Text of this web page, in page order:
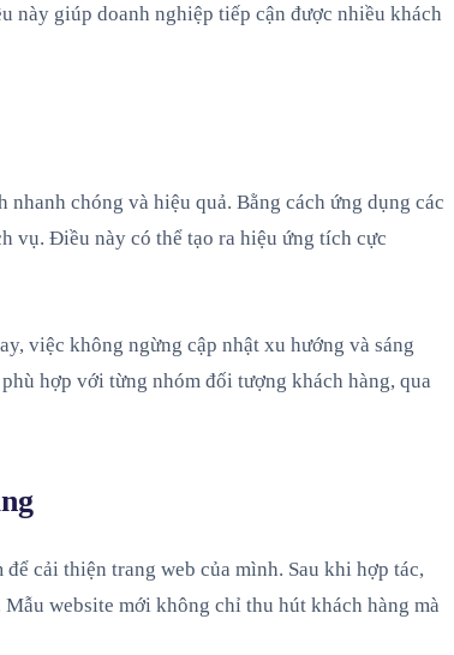
này giúp doanh nghiệp tiếp cận được nhiều khách
chóng và hiệu quả. Bằng cách ứng dụng các
vụ. Điều này có thể tạo ra hiệu ứng tích cực
việc không ngừng cập nhật xu hướng và sáng
hợp với từng nhóm đối tượng khách hàng, qua
cải thiện trang web của mình. Sau khi hợp tác,
website mới không chỉ thu hút khách hàng mà